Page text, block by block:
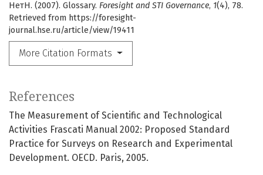
НетН. (2007). Glossary. Foresight and STI Governance, 1(4), 78.
Retrieved from https://foresight-
journal.hse.ru/article/view/19411
More Citation Formats
References
The Measurement of Scientific and Technological
Activities Frascati Manual 2002: Proposed Standard
Practice for Surveys on Research and Experimental
Development. OECD. Paris, 2005.